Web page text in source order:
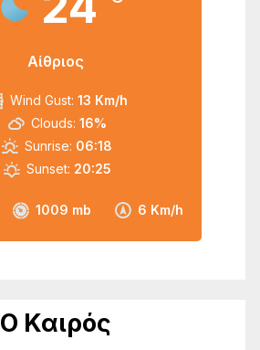
Αίθριος
1009 mb 6 Km/h
Wind Gust: 13 Km/h
Clouds: 16%
Sunrise: 06:18
Sunset: 20:25
Ο Καιρός